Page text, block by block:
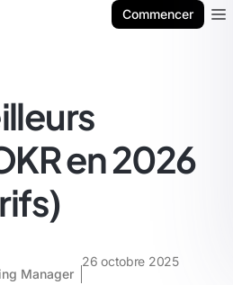
Commencer
en 2026
Manager
26 octobre 2025